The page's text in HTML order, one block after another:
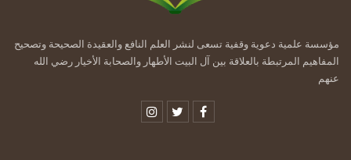
مؤسسة علمية دعوية وقفية تسعى لنشر العلم النافع والعقيدة الصحيحة وتصحيح
المفاهيم المرتبطة بالعلاقة بين آل البيت الأطهار والصحابة الأخيار رضي الله
عنهم